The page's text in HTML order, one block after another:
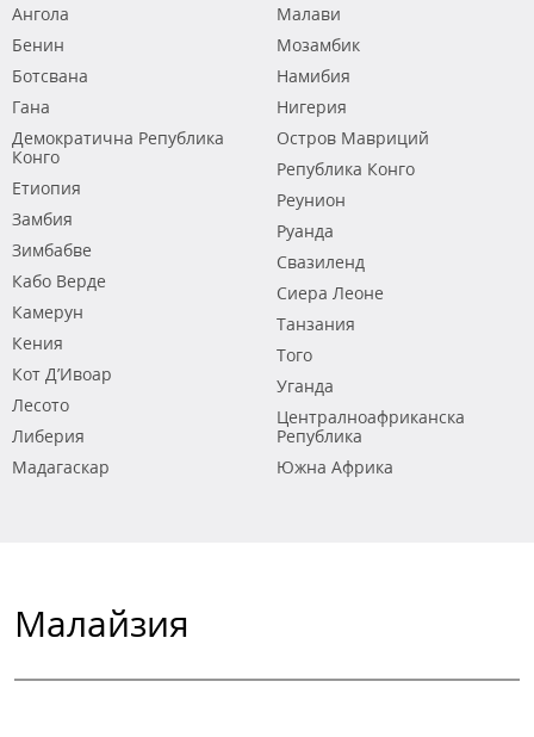
Ангола
Бенин
Ботсвана
Гана
Демократична Република
Конго
Етиопия
Замбия
Зимбабве
Кабо Верде
Камерун
Кения
Кот Д’Ивоар
Лесото
Либерия
Мадагаскар
Малави
Мозамбик
Намибия
Нигерия
Остров Мавриций
Република Конго
Реунион
Руанда
Свазиленд
Сиера Леоне
Танзания
Того
Уганда
Централноафриканска
Република
Южна Африка
Малайзия